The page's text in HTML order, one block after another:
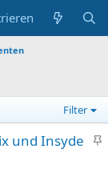
Filter
A
und Insyde